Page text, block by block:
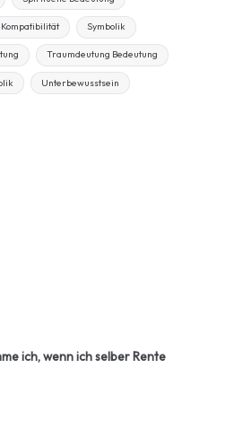
Symbolik
Traumdeutung Bedeutung
Unterbewusstsein
ich, wenn ich selber Rente